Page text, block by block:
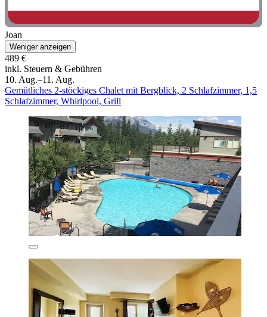
Joan
Weniger anzeigen
489 €
inkl. Steuern & Gebühren
10. Aug.–11. Aug.
Gemütliches 2-stöckiges Chalet mit Bergblick, 2 Schlafzimmer, 1,5
Schlafzimmer, Whirlpool, Grill